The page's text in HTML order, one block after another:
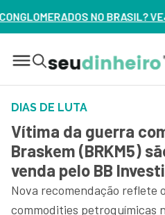
ERROS DE 3 DELES –
DIAS DE LUTA
Vítima da guerra
Braskem (BRKM5)
venda pelo BB
Nova recomendação reflete
commodities petroquímicas